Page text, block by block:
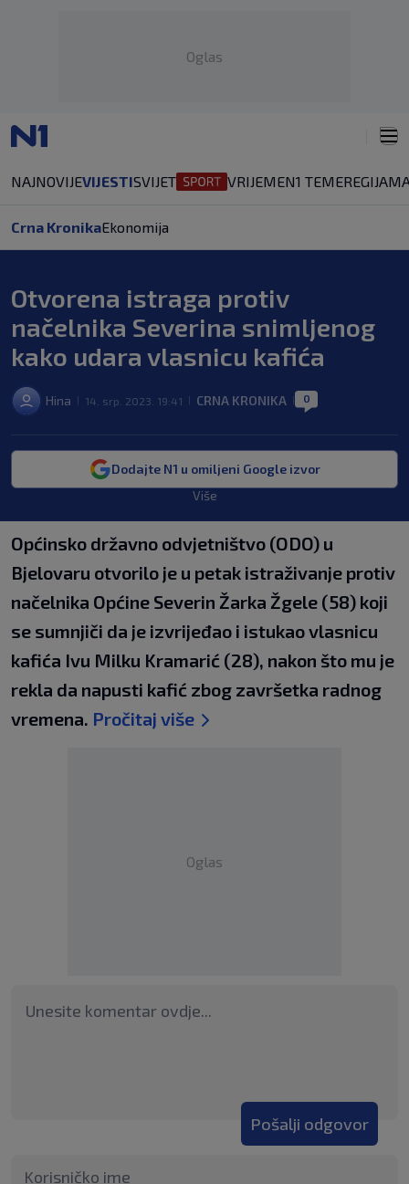
Oglas
NAJNOVIJEVIJESTISVIJET VRIJEMEN1 TEMEREGIJA
Crna KronikaEkonomija
Otvorena istraga protiv
načelnika Severina snimljenog
kako udara vlasnicu kafića
Hina 14. srp. 2023. 19:41 CRNA KRONIKA 0
Dodajte N1 u omiljeni Google izvor
Više
Općinsko državno odvjetništvo (ODO) u
Bjelovaru otvorilo je u petak istraživanje protiv
načelnika Općine Severin Žarka Žgele (58) koji
se sumnjiči da je izvrijeđao i istukao vlasnicu
kafića Ivu Milku Kramarić (28), nakon što mu je
rekla da napusti kafić zbog završetka radnog
vremena. Pročitaj više
Oglas
Pošalji odgovor